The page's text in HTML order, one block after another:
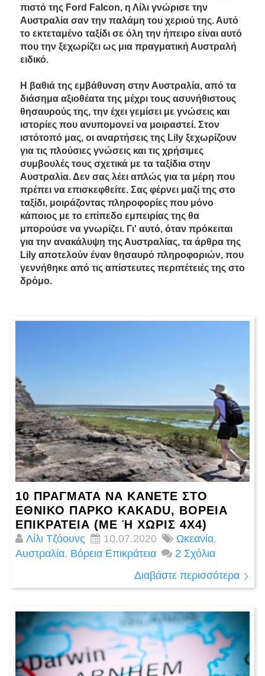
πιστό της Ford Falcon, η Λίλι γνώρισε την
Αυστραλία σαν την παλάμη του χεριού της. Αυτό
το εκτεταμένο ταξίδι σε όλη την ήπειρο είναι αυτό
που την ξεχωρίζει ως μια πραγματική Αυστραλή
ειδικό.
Η βαθιά της εμβάθυνση στην Αυστραλία, από τα
διάσημα αξιοθέατα της μέχρι τους ασυνήθιστους
θησαυρούς της, την έχει γεμίσει με γνώσεις και
ιστορίες που ανυπομονεί να μοιραστεί. Στον
ιστότοπό μας, οι αναρτήσεις της Lily ξεχωρίζουν
για τις πλούσιες γνώσεις και τις χρήσιμες
συμβουλές τους σχετικά με τα ταξίδια στην
Αυστραλία. Δεν σας λέει απλώς για τα μέρη που
πρέπει να επισκεφθείτε. Σας φέρνει μαζί της στο
ταξίδι, μοιράζοντας πληροφορίες που μόνο
κάποιος με το επίπεδο εμπειρίας της θα
μπορούσε να γνωρίζει. Γι' αυτό, όταν πρόκειται
για την ανακάλυψη της Αυστραλίας, τα άρθρα της
Lily αποτελούν έναν θησαυρό πληροφοριών, που
γεννήθηκε από τις απίστευτες περιπέτειές της στο
δρόμο.
10 ΠΡΆΓΜΑΤΑ ΝΑ ΚΆΝΕΤΕ ΣΤΟ
ΕΘΝΙΚΌ ΠΆΡΚΟ KAKADU, ΒΌΡΕΙΑ
ΕΠΙΚΡΆΤΕΙΑ (ΜΕ Ή ΧΩΡΊΣ 4X4)
Λίλι Τζόουνς 10.07.2020 Ωκεανία,
Αυστραλία, Βόρεια Επικράτεια
2 Σχόλια
Διαβάστε περισσότερα